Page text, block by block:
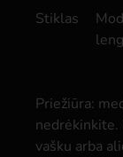
Stiklas
Priežiūra:
nedrėkinkite.
vašku arba